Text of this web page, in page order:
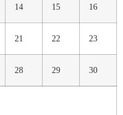
14 15 16
21 22 23
28 29 30